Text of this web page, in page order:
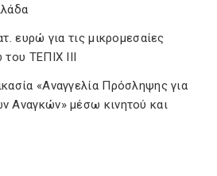
ευρώ για τις μικρομεσαίες
ΤΕΠΙΧ ΙΙΙ
«Αναγγελία Πρόσληψης για
Αναγκών» μέσω κινητού και